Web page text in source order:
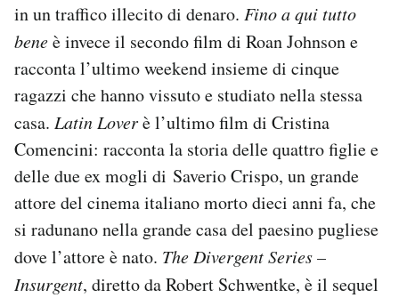
CALENDARIO
AREA PERSONALE
Area Personale
Newsletter
Hai bisogno di aiuto?
Esci
in un traffico illecito di denaro. Fino a qui tutto
beneè invece il secondo film di Roan Johnson e
racconta l’ultimo weekend insieme di cinque
ragazzi che hanno vissuto e studiato nella stessa
casa. Latin Loverè l’ultimo film di Cristina
Comencini: racconta la storia delle quattro figlie e
delle due ex mogli di Saverio Crispo, un grande
attore del cinema italiano morto dieci anni fa, che
si radunano nella grande casa del paesino pugliese
dove l’attore è nato. The Divergent Series –
Insurgent, diretto da Robert Schwentke, è il sequel